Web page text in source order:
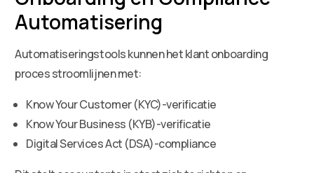
Automatisering
Automatiseringstools kunnen het klant onboarding
proces stroomlijnen met:
Know Your Customer (KYC)-verificatie
Know Your Business (KYB)-verificatie
Digital Services Act (DSA)-compliance